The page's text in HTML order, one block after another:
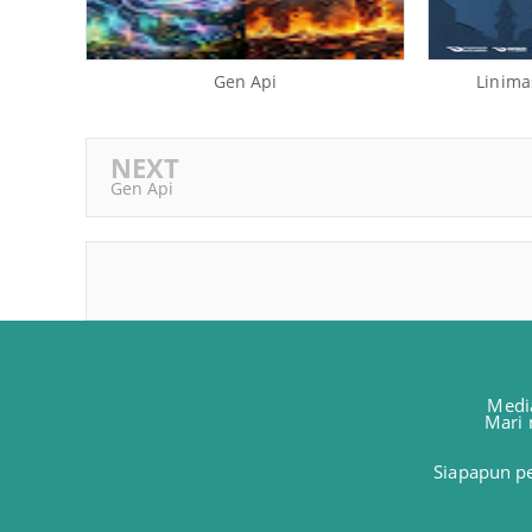
Gen Api
NEXT
Gen Api
Mari
Siapapun